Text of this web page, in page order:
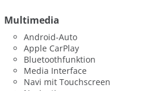
Multimedia
Android-Auto
Apple CarPlay
Bluetoothfunktion
Media Interface
Navi mit Touchscreen